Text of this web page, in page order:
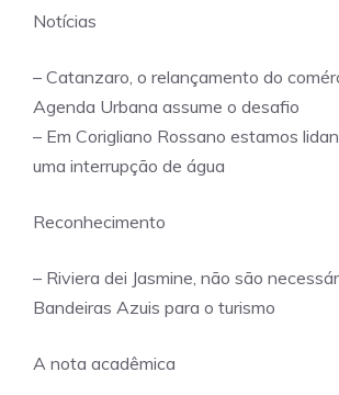
Notícias
– Catanzaro, o relançamento do
Agenda Urbana assume o desafio
– Em Corigliano Rossano estamos
uma interrupção de água
Reconhecimento
– Riviera dei Jasmine, não são
Bandeiras Azuis para o turismo
A nota acadêmica